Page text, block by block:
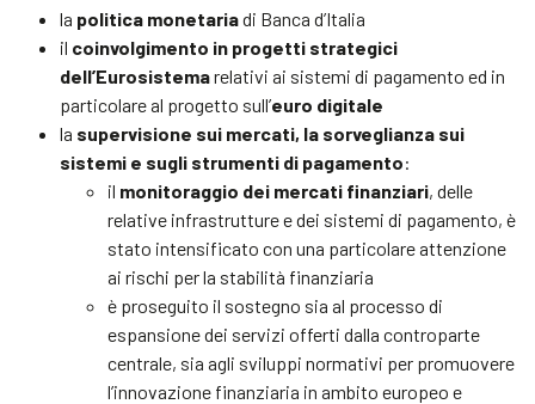
la politica monetariadi Banca d’Italia
il coinvolgimento in progetti strategici
dell’Eurosistemarelativi ai sistemi di pagamento ed in
particolare al progetto sull’euro digitale
la supervisione sui mercati, la sorveglianza sui
sistemi e sugli strumenti di pagamento:
il monitoraggio dei mercati finanziari, delle
relative infrastrutture e dei sistemi di pagamento, è
stato intensificato con una particolare attenzione
ai rischi per la stabilità finanziaria
è proseguito il sostegno sia al processo di
espansione dei servizi offerti dalla controparte
centrale, sia agli sviluppi normativi per promuovere
l’innovazione finanziaria in ambito europeo e